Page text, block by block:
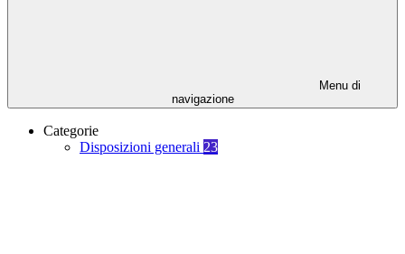
Menu di
navigazione
Categorie
Disposizioni generali 23